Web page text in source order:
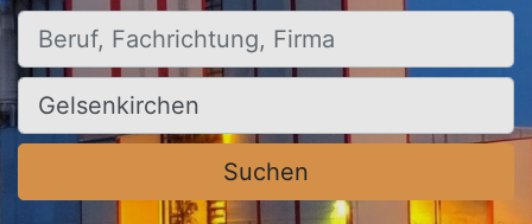
Beruf, Fachrichtung, Firma
Ort, Stadt
Suchen